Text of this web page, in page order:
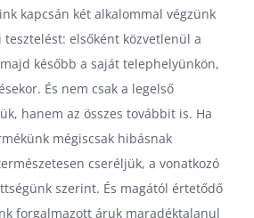
kapcsán két alkalommal végzünk
elsőként közvetlenül a
később a saját telephelyünkön,
És nem csak a legelső
hanem az összes továbbit is. Ha
mégiscsak hibásnak
cseréljük, a vonatkozó
szerint. És magától értetődő
forgalmazott áruk maradéktalanul